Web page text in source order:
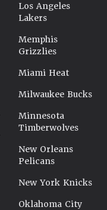
Los Angeles
Lakers
Memphis
Grizzlies
Miami Heat
Milwaukee Bucks
Minnesota
Timberwolves
New Orleans
Pelicans
New York Knicks
Oklahoma City